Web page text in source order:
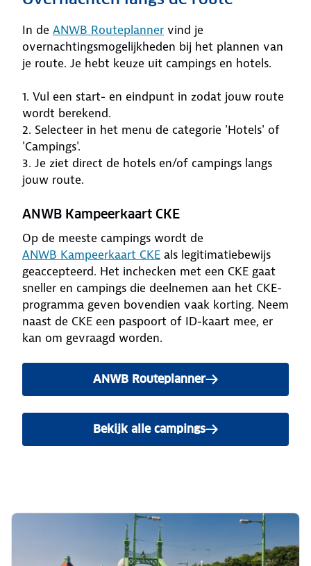
In de ANWB Routeplanner vind je
overnachtingsmogelijkheden bij het plannen van
je route. Je hebt keuze uit campings en hotels.
1. Vul een start- en eindpunt in zodat jouw route
wordt berekend.
2. Selecteer in het menu de categorie 'Hotels' of
'Campings'.
3. Je ziet direct de hotels en/of campings langs
jouw route.
ANWB Kampeerkaart CKE
Op de meeste campings wordt de
ANWB Kampeerkaart CKE als legitimatiebewijs
geaccepteerd. Het inchecken met een CKE gaat
sneller en campings die deelnemen aan het CKE-
programma geven bovendien vaak korting. Neem
naast de CKE een paspoort of ID-kaart mee, er
kan om gevraagd worden.
ANWB Routeplanner
Bekijk alle campings